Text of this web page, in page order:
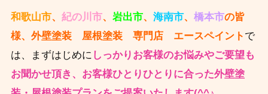
和歌山市、 紀の川市、 岩出市、 海南市、 橋本市の皆
様、外壁塗装 屋根塗装 専門店 エースペイント で
は、まずはじめに しっかりお客様のお悩みやご要望も
お聞かせ頂き、 お客様ひとりひとりに合った外壁塗